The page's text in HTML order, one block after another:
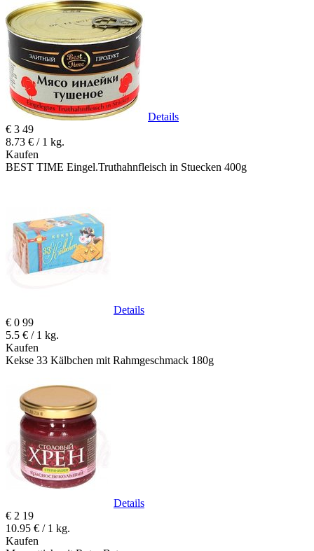
Details
€ 3 49
8.73 € / 1 kg.
Kaufen
BEST TIME Eingel.Truthahnfleisch in Stuecken 400g
Details
€ 0 99
5.5 € / 1 kg.
Kaufen
Kekse 33 Kälbchen mit Rahmgeschmack 180g
Details
€ 2 19
10.95 € / 1 kg.
Kaufen